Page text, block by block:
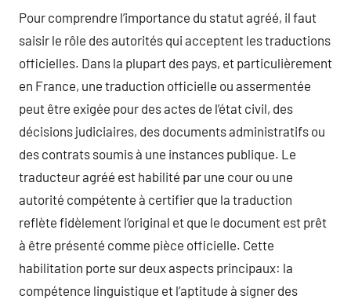
Pour comprendre l’importance du statut agréé, il faut
saisir le rôle des autorités qui acceptent les traductions
officielles. Dans la plupart des pays, et particulièrement
en France, une traduction officielle ou assermentée
peut être exigée pour des actes de l’état civil, des
décisions judiciaires, des documents administratifs ou
des contrats soumis à une instances publique. Le
traducteur agréé est habilité par une cour ou une
autorité compétente à certifier que la traduction
reflète fidèlement l’original et que le document est prêt
à être présenté comme pièce officielle. Cette
habilitation porte sur deux aspects principaux: la
compétence linguistique et l’aptitude à signer des